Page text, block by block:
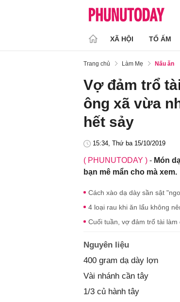
XÃ HỘI TỔ ẤM
Trang chủ Làm Mẹ Nấu ăn
Vợ đảm trổ
ông xã vừa
hết sảy
15:34, Thứ ba 15/10/2019
( PHUNUTODAY ) - Món
bạn mê mẩn cho mà xem.
Cách xào dạ dày sần sật
4 loại rau khi ăn lẩu không
Cuối tuần, vợ đảm trổ tài
Nguyên liệu
400 gram dạ dày lợn
Vài nhánh cần tây
1/3 củ hành tây